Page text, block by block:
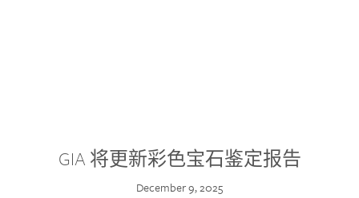
GIA 将更新彩色宝石鉴定报告
December 9, 2025